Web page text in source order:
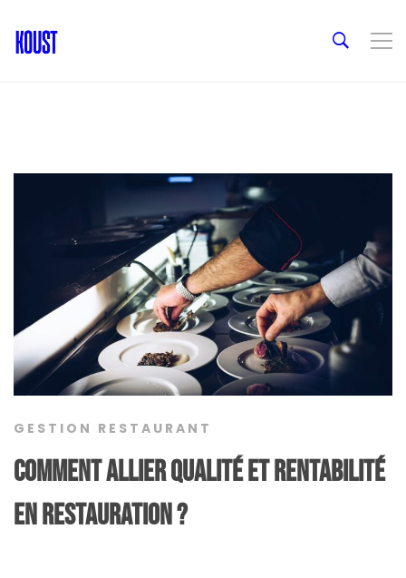
GESTION RESTAURANT
Comment allier qualité et rentabilité
en restauration ?